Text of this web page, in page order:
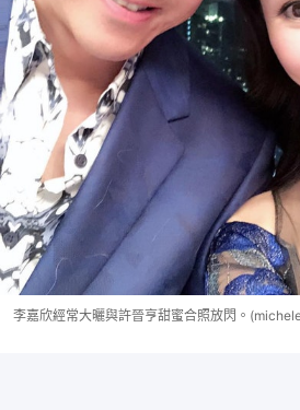
李嘉欣經常大曬與許晉亨甜蜜合照放閃。